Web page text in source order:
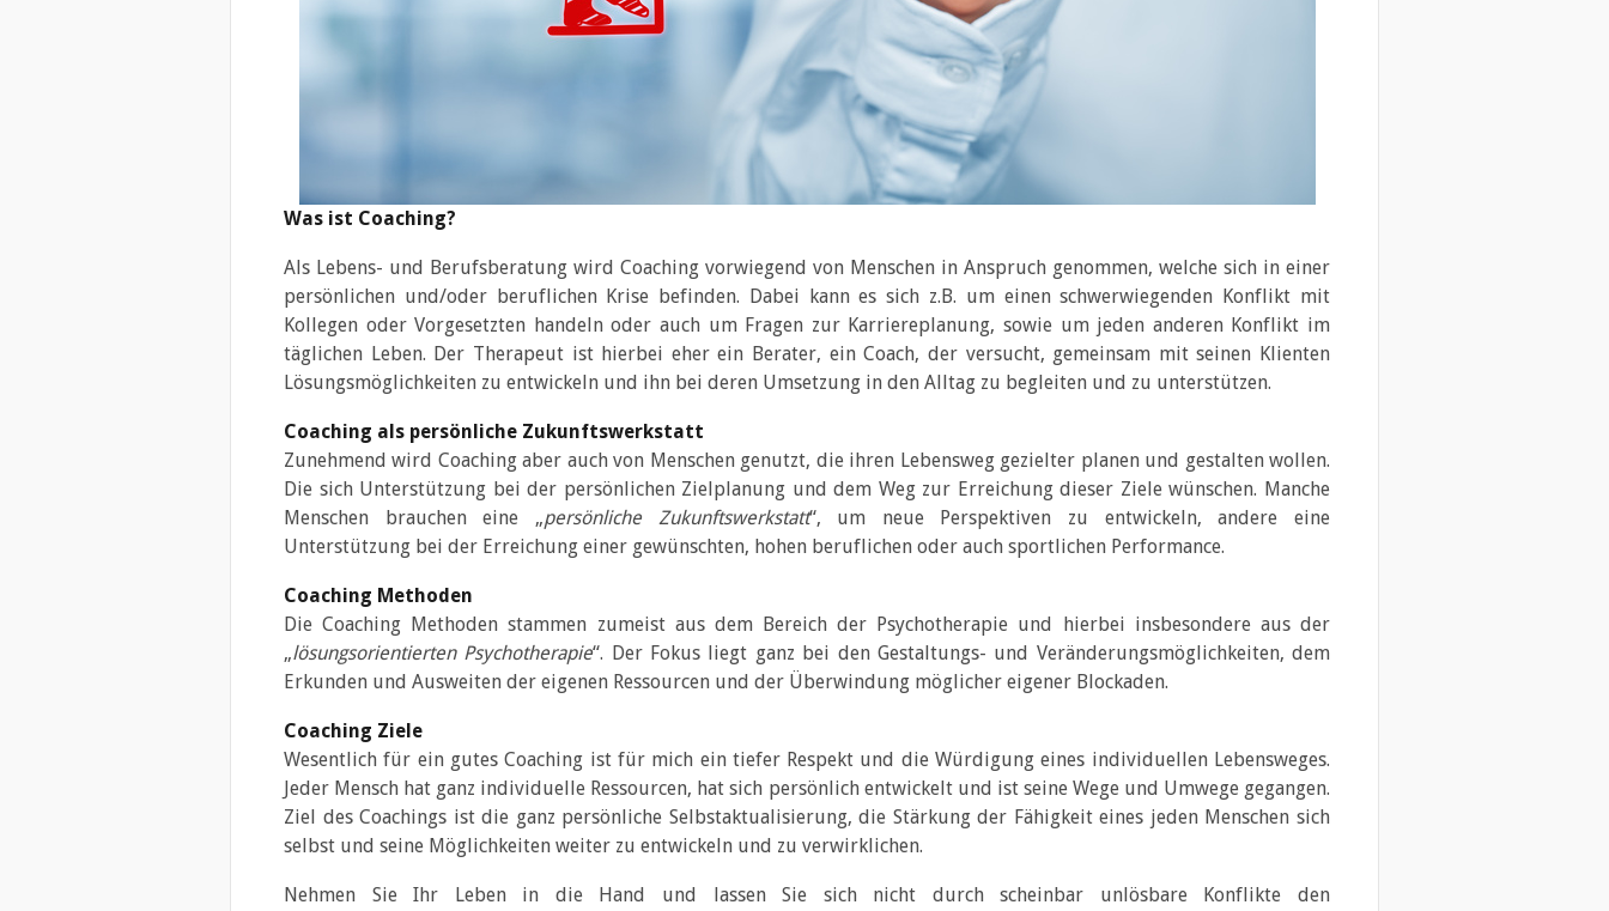
Was ist Coaching?
Als Lebens- und Berufsberatung wird Coaching vorwiegend von Menschen in Anspruch genommen, welche sich in einer
persönlichen und/oder beruflichen Krise befinden. Dabei kann es sich z.B. um einen schwerwiegenden Konflikt mit
Kollegen oder Vorgesetzten handeln oder auch um Fragen zur Karriereplanung, sowie um jeden anderen Konflikt im
täglichen Leben. Der Therapeut ist hierbei eher ein Berater, ein Coach, der versucht, gemeinsam mit seinen Klienten
Lösungsmöglichkeiten zu entwickeln und ihn bei deren Umsetzung in den Alltag zu begleiten und zu unterstützen.
Coaching als persönliche Zukunftswerkstatt
Zunehmend wird Coaching aber auch von Menschen genutzt, die ihren Lebensweg gezielter planen und gestalten wollen.
Die sich Unterstützung bei der persönlichen Zielplanung und dem Weg zur Erreichung dieser Ziele wünschen. Manche
Menschen brauchen eine „persönliche Zukunftswerkstatt“, um neue Perspektiven zu entwickeln, andere eine
Unterstützung bei der Erreichung einer gewünschten, hohen beruflichen oder auch sportlichen Performance.
Coaching Methoden
Die Coaching Methoden stammen zumeist aus dem Bereich der Psychotherapie und hierbei insbesondere aus der
„lösungsorientierten Psychotherapie“. Der Fokus liegt ganz bei den Gestaltungs- und Veränderungsmöglichkeiten, dem
Erkunden und Ausweiten der eigenen Ressourcen und der Überwindung möglicher eigener Blockaden.
Coaching Ziele
Wesentlich für ein gutes Coaching ist für mich ein tiefer Respekt und die Würdigung eines individuellen Lebensweges.
Jeder Mensch hat ganz individuelle Ressourcen, hat sich persönlich entwickelt und ist seine Wege und Umwege gegangen.
Ziel des Coachings ist die ganz persönliche Selbstaktualisierung, die Stärkung der Fähigkeit eines jeden Menschen sich
selbst und seine Möglichkeiten weiter zu entwickeln und zu verwirklichen.
Nehmen Sie Ihr Leben in die Hand und lassen Sie sich nicht durch scheinbar unlösbare Konflikte den